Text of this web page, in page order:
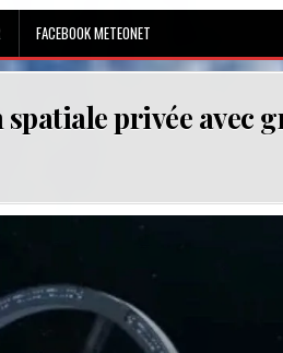
FACEBOOK METEONET
privée avec